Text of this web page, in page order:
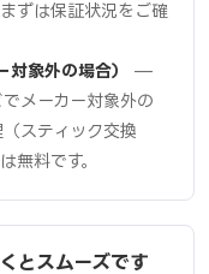
ずは保証状況をご確
象外の場合）
—
メーカー対象外の
スティック交換
無料です。
とスムーズです